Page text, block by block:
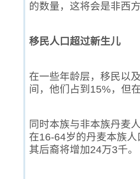
的数量，这将会是非西
移民人口超过新生儿
在一些年龄层，移民以
间，他们占到15%，但
同时本族与非本族丹麦
在16-64岁的丹麦本族
其后裔将增加24万3千。